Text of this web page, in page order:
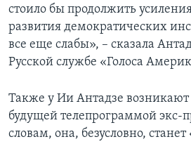
стоило бы продолжить
развития демократических
все еще слабы», – сказала
Русской службе «Голоса
Также у Ии Антадзе возникают
будущей телепрограммой экс-
словам, она, безусловно,